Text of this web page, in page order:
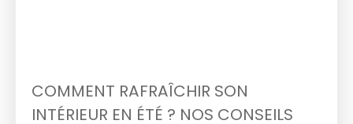
COMMENT RAFRAÎCHIR SON
INTÉRIEUR EN ÉTÉ ? NOS CONSEILS